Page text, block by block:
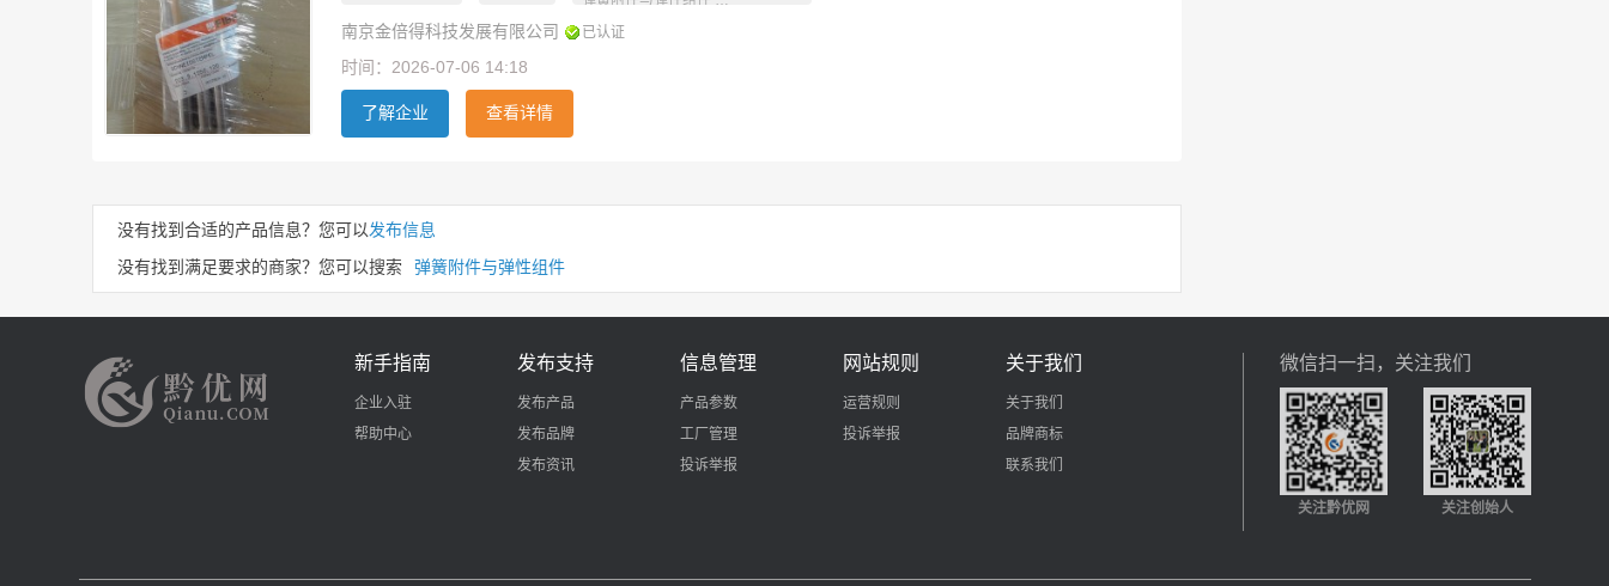
南京金倍得科技发展有限公司 已认证
时间：2026-07-06 14:18
了解企业 查看详情
没有找到合适的产品信息？您可以发布信息
没有找到满足要求的商家？您可以搜索 弹簧附件与弹性组件
新手指南
企业入驻
帮助中心
发布支持
发布产品
发布品牌
发布资讯
信息管理
产品参数
工厂管理
投诉举报
网站规则
运营规则
投诉举报
关于我们
关于我们
品牌商标
联系我们
微信扫一扫，关注我们
关注黔优网 关注创始人